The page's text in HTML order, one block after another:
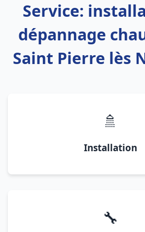
Service:
dépannage
Saint Pierre lès
🚿
Installation
🔧